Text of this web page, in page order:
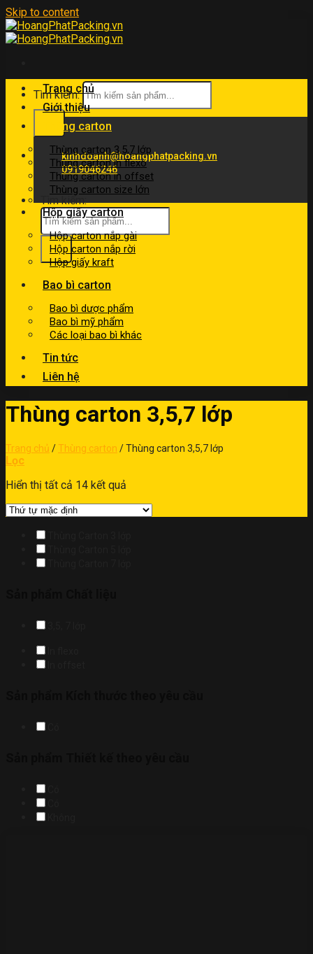
Skip to content
Tìm kiếm:
kinhdoanh@hoangphatpacking.vn
0919046246
Tìm kiếm:
Trang chủ
Giới thiệu
Thùng carton
Thùng carton 3,5,7 lớp
Thùng carton in flexo
Thùng carton in offset
Thùng carton size lớn
Hộp giấy carton
Hộp carton nắp gài
Hộp carton nắp rời
Hộp giấy kraft
Bao bì carton
Bao bì dược phẩm
Bao bì mỹ phẩm
Các loại bao bì khác
Tin tức
Liên hệ
Thùng carton 3,5,7 lớp
Trang chủ / Thùng carton /Thùng carton 3,5,7 lớp
Lọc
Hiển thị tất cả 14 kết quả